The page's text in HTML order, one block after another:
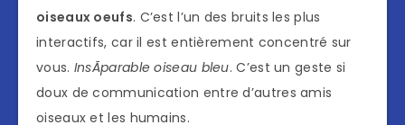
oiseaux oeufs. C’est l’un des bruits les plus
interactifs, car il est entièrement concentré sur
vous. InsÃparable oiseau bleu. C’est un geste si
doux de communication entre d’autres amis
oiseaux et les humains.